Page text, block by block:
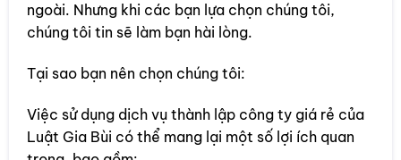
ngoài. Nhưng khi các bạn lựa chọn chúng tôi,
chúng tôi tin sẽ làm bạn hài lòng.
Tại sao bạn nên chọn chúng tôi:
Việc sử dụng dịch vụ thành lập công ty giá rẻ của
Luật Gia Bùi có thể mang lại một số lợi ích quan